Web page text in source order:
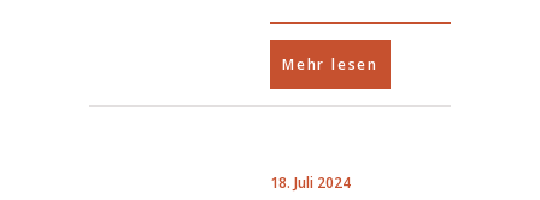
Mehr lesen
18. Juli 2024